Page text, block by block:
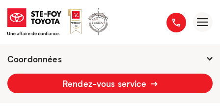
Coordonnées
2777 boulevard du Versant-Nord
Rendez-vous service